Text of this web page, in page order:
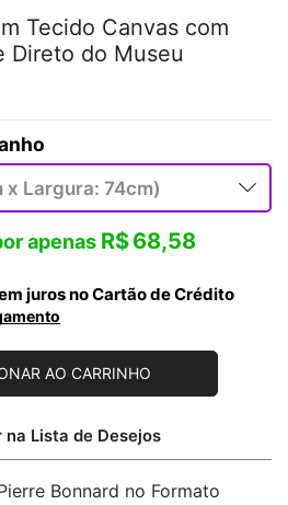
Tecido Canvas com
Direto do Museu
R$68,58
juros no Cartão de Crédito
AO CARRINHO
na Lista de Desejos
Bonnard no Formato